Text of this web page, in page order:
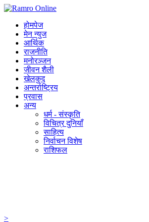
होमपेज
मेन न्युज
आर्थिक
राजनीति
मनोरञ्जन
जीवन शैली
खेलकुद
अन्तर्राष्ट्रिय
प्रवास
अन्य
धर्म - संस्कृति
विचित्र दुनियाँ
साहित्य
निर्वाचन विशेष
राशिफल
>